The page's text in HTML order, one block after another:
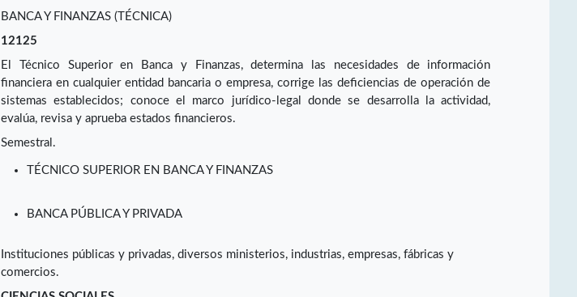
BANCA Y FINANZAS (TÉCNICA)
12125
El Técnico Superior en Banca y Finanzas, determina las necesidades de información
financiera en cualquier entidad bancaria o empresa, corrige las deficiencias de operación de
sistemas establecidos; conoce el marco jurídico-legal donde se desarrolla la actividad,
evalúa, revisa y aprueba estados financieros.
Semestral.
TÉCNICO SUPERIOR EN BANCA Y FINANZAS
BANCA PÚBLICA Y PRIVADA
Instituciones públicas y privadas, diversos ministerios, industrias, empresas, fábricas y
comercios.